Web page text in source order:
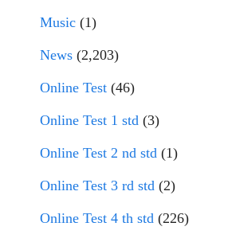
Music (1)
News (2,203)
Online Test (46)
Online Test 1 std (3)
Online Test 2 nd std (1)
Online Test 3 rd std (2)
Online Test 4 th std (226)